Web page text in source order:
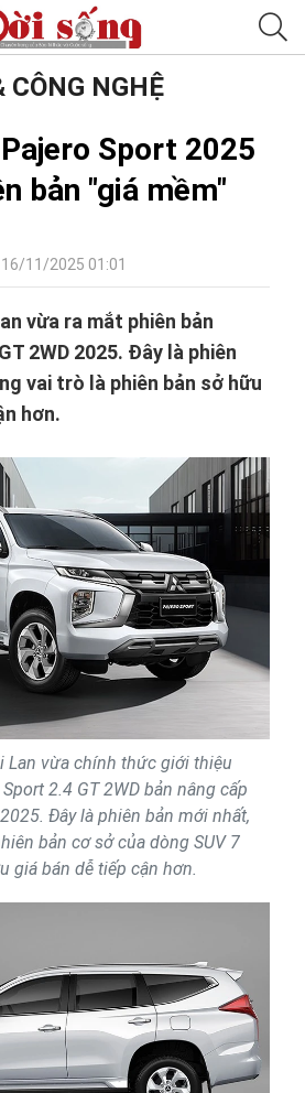
CÔNG NGHỆ
Sport 2025
bản "giá mềm"
16/11/2025 01:01
vừa ra mắt phiên bản
2WD 2025. Đây là phiên
vai trò là phiên bản sở hữu
hơn.
Lan vừa chính thức giới thiệu
2.4 GT 2WD bản nâng cấp
Đây là phiên bản mới nhất,
bản cơ sở của dòng SUV 7
giá bán dễ tiếp cận hơn.